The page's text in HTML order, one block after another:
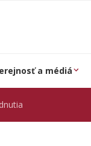
a médiá